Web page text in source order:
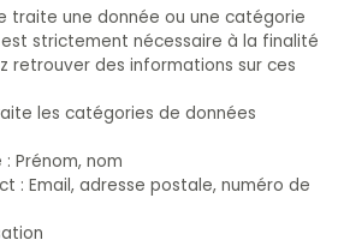
ne traite une donnée ou une catégorie
strictement nécessaire à la finalité
retrouver des informations sur ces
traite les catégories de données
Prénom, nom
: Email, adresse postale, numéro de